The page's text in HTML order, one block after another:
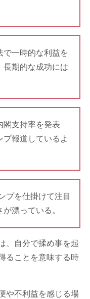
で一時的な利益を
長期的な成功には
閣支持率を発表
プ報道しているよ
プを仕掛けて注目
漂っている。
、自分で揉め事を起
ることを意味する時
や不利益を感じる場